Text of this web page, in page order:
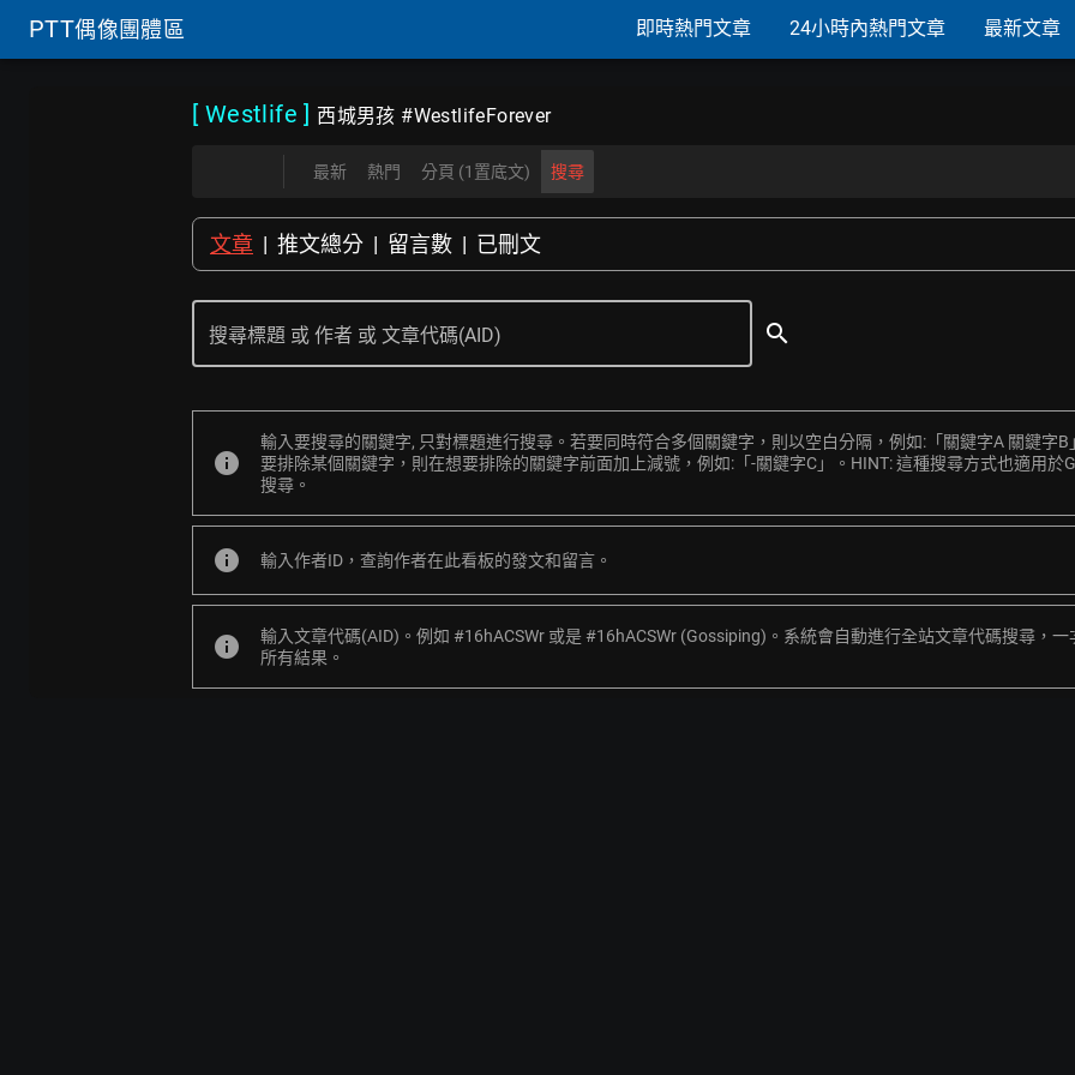
PTT偶像團體區 即時熱門文章 24小時內熱門文章 最新文章
[ Westlife ] 西城男孩 #WestlifeForever
最新 熱門 分頁 (1置底文) 搜尋
文章 | 推文總分 | 留言數 | 已刪文
搜尋標題 或 作者 或 文章代碼(AID) search
info
輸入要搜尋的關鍵字, 只對標題進行搜尋。若要同時符合多個關鍵字，則以空白分隔，例如:「關鍵字A 關鍵字B
要排除某個關鍵字，則在想要排除的關鍵字前面加上減號，例如:「-關鍵字C」。HINT: 這種搜尋方式也適用於
搜尋。
info 輸入作者ID，查詢作者在此看板的發文和留言。
info
輸入文章代碼(AID)。例如 #16hACSWr 或是 #16hACSWr (Gossiping)。系統會自動進行全站文章代碼搜尋，一
所有結果。